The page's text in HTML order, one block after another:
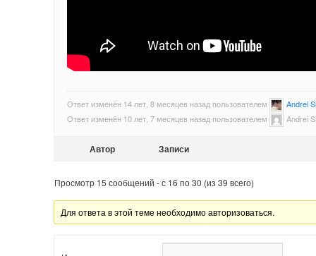
Ответ изменён 14 лет, 8 месяцев назад пользователем
Andrei
Ответ изменён 10 лет, 7 месяцев назад пользователем
Andrei
Автор Записи
Просмотр 15 сообщений - с 16 по 30 (из 39 всего)
Для ответа в этой теме необходимо авторизоваться.